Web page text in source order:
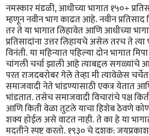
नमस्कार मंडळी, आधीच्या भागात १५०+
म्हणून नवीन भाग काढत आहे. नवीन
तर ते या भागात लिहावेत आणि आधीच्या
प्रतिसादांना उत्तर लिहायचे असेल तरच ते त्या
विनंती. या महिन्यात पहिल्या दोन भागात
चांगली चर्चा झाली आहे त्याबद्दल सगळ्यांचे
परत राजदबरोबर गेले तेव्हा मी त्यावेळेस
समाजवादी नेते भांडण्यासाठी एकत्र येतात
भांडतात. तसेच समाजवादी विचारांचे पक्ष
आणि किती वेळा तुटले याचा हिशेब ठेवणे
शक्य होईल असे वाटत नाही. ते का हे या
मदतीने स्पष्ट करतो. १९३० चे दशक: